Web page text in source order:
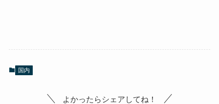
国内
よかったらシェアしてね！